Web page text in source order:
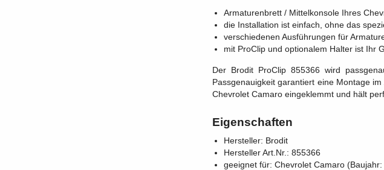
Armaturenbrett / Mittelkonsole Ihres
die Installation ist einfach, ohne das
verschiedenen Ausführungen für
mit ProClip und optionalem Halter ist Ihr
Der Brodit ProClip 855366 wird
Passgenauigkeit garantiert eine Montage
Chevrolet Camaro eingeklemmt und hält
Eigenschaften
Hersteller: Brodit
Hersteller Art.Nr.: 855366
geeignet für: Chevrolet Camaro